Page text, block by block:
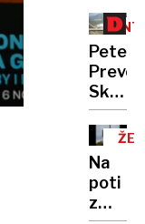
Peter
Prevc:
policaji
niso
dela
Na
poti
z